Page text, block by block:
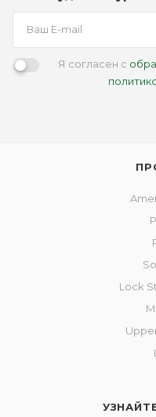
Я согласен с
Lock